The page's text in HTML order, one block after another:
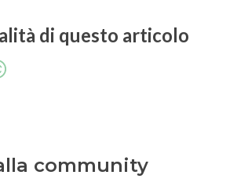
di questo articolo
community